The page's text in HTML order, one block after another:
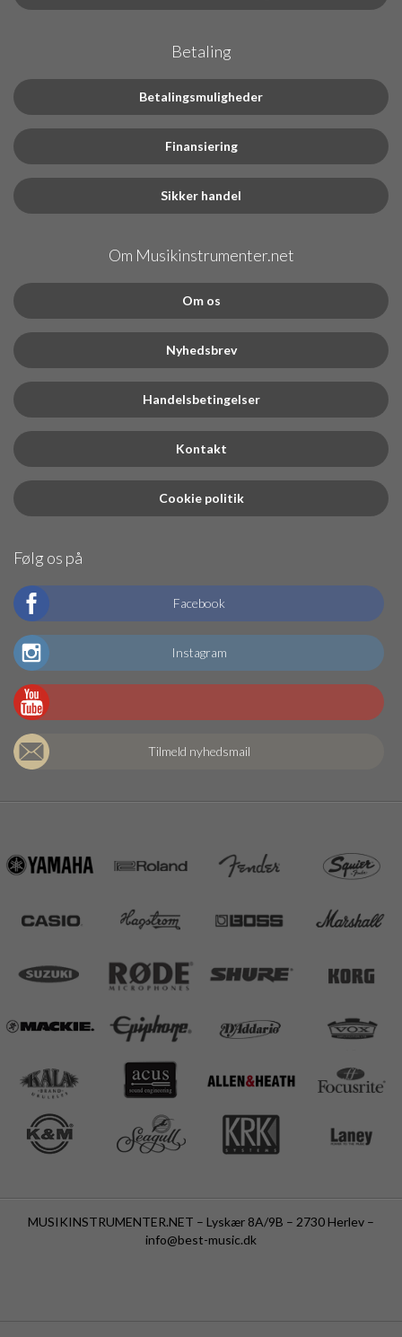
Betaling
Betalingsmuligheder
Finansiering
Sikker handel
Om Musikinstrumenter.net
Om os
Nyhedsbrev
Handelsbetingelser
Kontakt
Cookie politik
Følg os på
Facebook
Instagram
Tilmeld nyhedsmail
MUSIKINSTRUMENTER.NET – Lyskær 8A/9B – 2730 Herlev –
info@best-music.dk